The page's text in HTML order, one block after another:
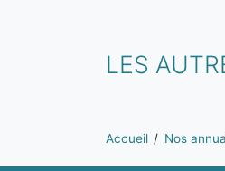
LES
Vous êtes ici:
Accueil Nos